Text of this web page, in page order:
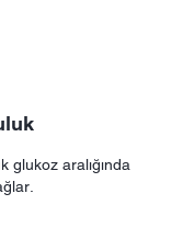
glukoz aralığında